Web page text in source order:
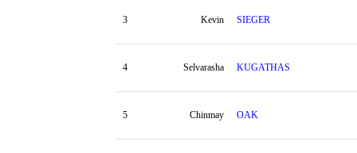
3 Kevin SIEGER
4 Selvarasha KUGATHAS
5 Chinmay OAK